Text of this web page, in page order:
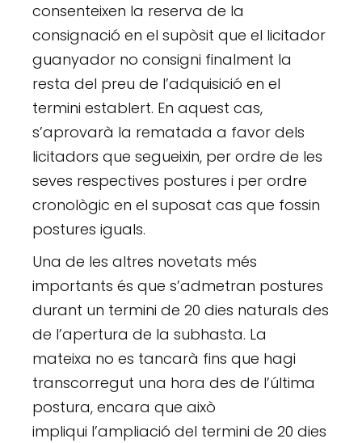
consenteixen la reserva de la
consignació en el supòsit que el licitador
guanyador no consigni finalment la
resta del preu de l’adquisició en el
termini establert. En aquest cas,
s’aprovarà la rematada a favor dels
licitadors que segueixin, per ordre de les
seves respectives postures i per ordre
cronològic en el suposat cas que fossin
postures iguals.
Una de les altres novetats més
importants és que s’admetran postures
durant un termini de 20 dies naturals des
de l’apertura de la subhasta. La
mateixa no es tancarà fins que hagi
transcorregut una hora des de l’última
postura, encara que això
impliqui l’ampliació del termini de 20 dies